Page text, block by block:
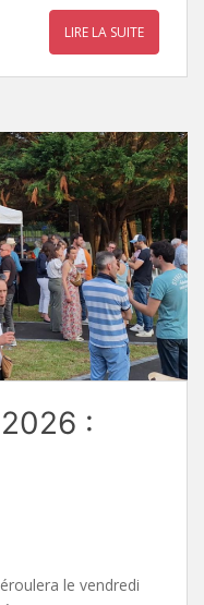
LIRE LA SUITE
:
le vendredi